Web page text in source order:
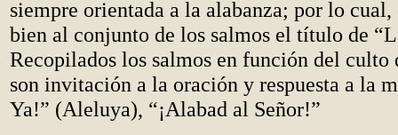
siempre orientada a la alabanza; por lo cual,
bien al conjunto de los salmos el título de
Recopilados los salmos en función del culto
son invitación a la oración y respuesta a la
Ya!” (Aleluya), “¡Alabad al Señor!”